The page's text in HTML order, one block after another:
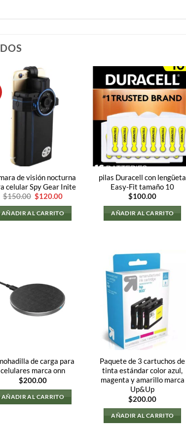
de visión nocturna
celular Spy Gear Inite
$150.00 El
precio
original
era:
$150.00.
$120.00El
actual
es:
$120.00.
AÑADIR AL CARRITO
pilas Duracell con lengüeta
Easy-Fit tamaño 10
$100.00
AÑADIR AL CARRITO
de carga para
celulares marca onn
$200.00
AÑADIR AL CARRITO
Paquete de 3 cartuchos de
tinta estándar color azul,
magenta y amarillo marca
Up&Up
$200.00
AÑADIR AL CARRITO